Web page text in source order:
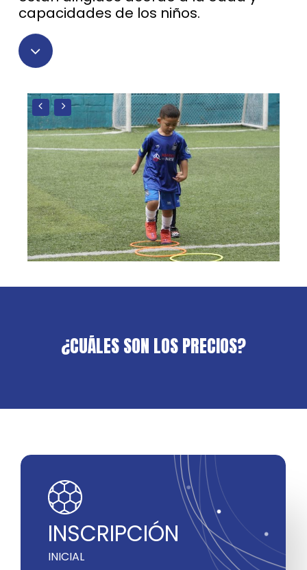
capacidades de los niños.
Navigate
to
the
next
section
¿CUÁLESSON LOSPRECIOS?
INSCRIPCIÓN
INICIAL